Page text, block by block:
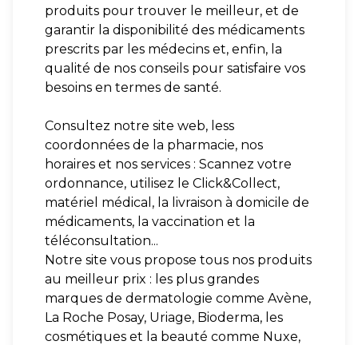
produits pour trouver le meilleur, et de
garantir la disponibilité des médicaments
prescrits par les médecins et, enfin, la
qualité de nos conseils pour satisfaire vos
besoins en termes de santé.
Consultez notre site web, less
coordonnées de la pharmacie, nos
horaires et nos services : Scannez votre
ordonnance, utilisez le Click&Collect,
matériel médical, la livraison à domicile de
médicaments, la vaccination et la
téléconsultation...
Notre site vous propose tous nos produits
au meilleur prix : les plus grandes
marques de dermatologie comme Avène,
La Roche Posay, Uriage, Bioderma, les
cosmétiques et la beauté comme Nuxe,